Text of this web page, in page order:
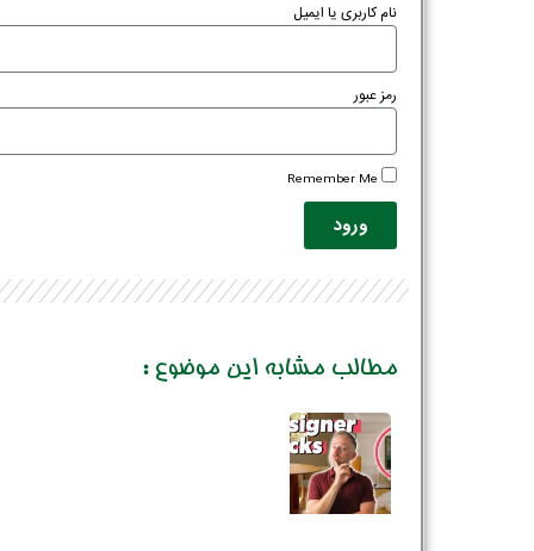
نام کاربری یا ایمیل
رمز عبور
Remember Me
ورود
مطالب مشابه این موضوع :